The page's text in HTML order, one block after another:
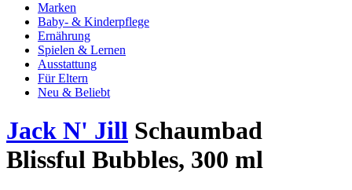
Marken
Baby- & Kinderpflege
Ernährung
Spielen & Lernen
Ausstattung
Für Eltern
Neu & Beliebt
Jack N' Jill Schaumbad
Blissful Bubbles, 300 ml